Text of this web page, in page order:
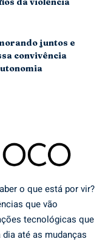
juntos e
convivência
o que está por vir?
que vão
tecnológicas que
até as mudanças